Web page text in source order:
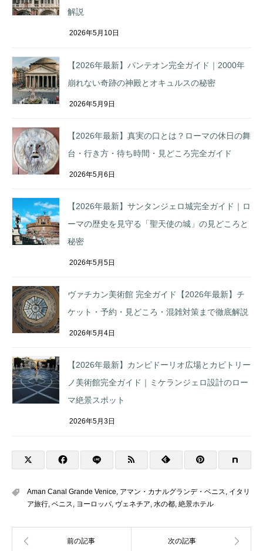
解説
2026年5月10日
【2026年最新】パンテオン完全ガイド｜2000年
崩れない奇跡の神殿とオキュルスの秘密
2026年5月9日
【2026年最新】真実の口とは？ローマの休日の舞
台・行き方・待ち時間・見どころ完全ガイド
2026年5月6日
【2026年最新】サンタンジェロ城完全ガイド｜ロ
ーマの歴史を見守る「聖天使の城」の見どころと
秘密
2026年5月5日
ヴァチカン美術館 完全ガイド【2026年最新】チ
ケット・予約・見どころ・混雑対策まで徹底解説
2026年5月4日
【2026年最新】カンピドーリオ広場とカピトリー
ノ美術館完全ガイド｜ミケランジェロ設計のロー
マ絶景スポット
2026年5月3日
Aman Canal Grande Venice アマン・カナルグランデ・ベニス
イタリ
ア旅行 ベニス ヨーロッパ, ヴェネチア 水の都 絶景ホテル